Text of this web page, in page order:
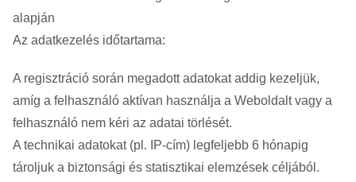
alapján
Az adatkezelés időtartama:
A regisztráció során megadott adatokat addig kezeljük,
amíg a felhasználó aktívan használja a Weboldalt vagy a
felhasználó nem kéri az adatai törlését.
A technikai adatokat (pl. IP-cím) legfeljebb 6 hónapig
tároljuk a biztonsági és statisztikai elemzések céljából.